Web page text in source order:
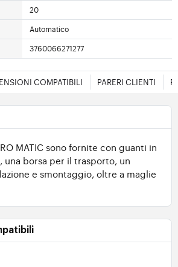
20
Automatico
3760066271277
COMPATIBILI PARERI CLIENTI
MATIC sono fornite con guanti in
una borsa per il trasporto, un
e smontaggio, oltre a maglie